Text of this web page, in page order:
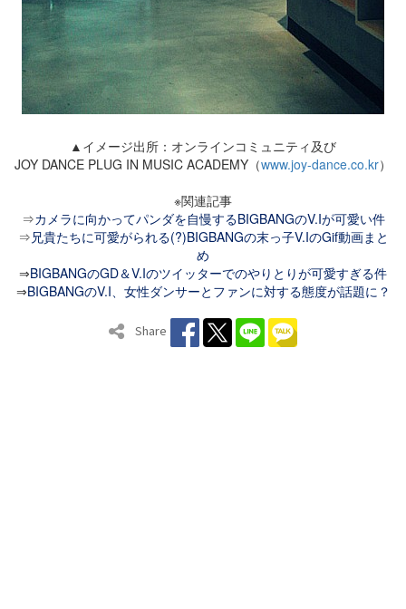
▲イメージ出所：オンラインコミュニティ及び
JOY DANCE PLUG IN MUSIC ACADEMY（www.joy-dance.co.kr）
※関連記事
⇒カメラに向かってパンダを自慢するBIGBANGのV.Iが可愛い件
⇒ 兄貴たちに可愛がられる(?)BIGBANGの末っ子V.IのGif動画まと
め
⇒BIGBANGのGD＆V.Iのツイッターでのやりとりが可愛すぎる件
⇒BIGBANGのV.I、女性ダンサーとファンに対する態度が話題に？
Share